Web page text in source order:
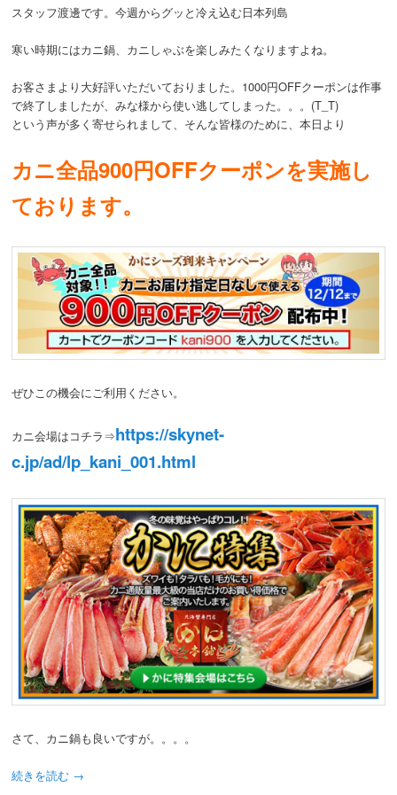
スタッフ渡邊です。今週からグッと冷え込む日本列島
寒い時期にはカニ鍋、カニしゃぶを楽しみたくなりますよね。
お客さまより大好評いただいておりました。1000円OFFクーポンは作事
で終了しましたが、みな様から使い逃してしまった。。。(T_T)
という声が多く寄せられまして、そんな皆様のために、本日より
カニ全品900円OFFクーポンを実施し
ております。
ぜひこの機会にご利用ください。
カニ会場はコチラ⇒https://skynet-
c.jp/ad/lp_kani_001.html
さて、カニ鍋も良いですが。。。。
続きを読む →